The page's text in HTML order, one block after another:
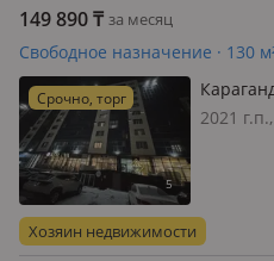
149 890₸ за месяц
Свободное назначение · 130
Срочно, торг
Восток
2021
потолки
сдам130
Хозяин недвижимости